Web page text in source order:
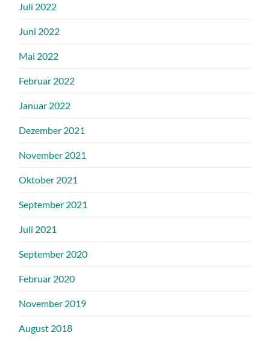
Juli 2022
Juni 2022
Mai 2022
Februar 2022
Januar 2022
Dezember 2021
November 2021
Oktober 2021
September 2021
Juli 2021
September 2020
Februar 2020
November 2019
August 2018